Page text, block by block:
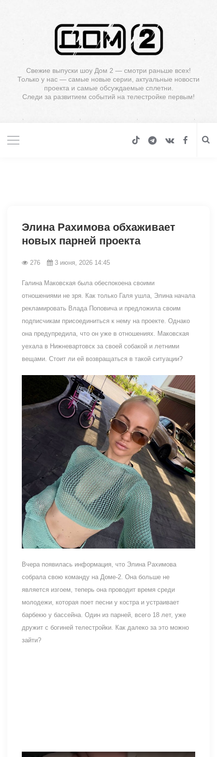
Свежие выпуски шоу Дом 2 — смотри раньше всех!
Только у нас — самые новые серии, актуальные новости
проекта и самые обсуждаемые сплетни.
Следи за развитием событий на телестройке первым!
Элина Рахимова обхаживает
новых парней проекта
276 3 июня, 2026 14:45
Галина Маковская была обеспокоена своими
отношениями не зря. Как только Галя ушла, Элина начала
рекламировать Влада Поповича и предложила своим
подписчикам присоединиться к нему на проекте. Однако
она предупредила, что он уже в отношениях. Маковская
уехала в Нижневартовск за своей собакой и летними
вещами. Стоит ли ей возвращаться в такой ситуации?
Вчера появилась информация, что Элина Рахимова
собрала свою команду на Доме-2. Она больше не
является изгоем, теперь она проводит время среди
молодежи, которая поет песни у костра и устраивает
барбекю у бассейна. Один из парней, всего 18 лет, уже
дружит с богиней телестройки. Как далеко за это можно
зайти?